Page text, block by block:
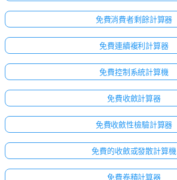
免費消費者剩餘計算器
免費連續複利計算器
免費控制系統計算機
免費收斂計算器
免費收斂性檢驗計算器
免費的收斂或發散計算機
免費卷積計算器